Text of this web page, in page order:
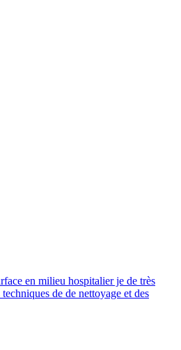
en milieu hospitalier je de très
de de nettoyage et des